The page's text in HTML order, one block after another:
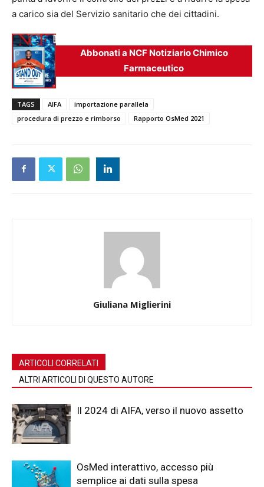
a carico sia del Servizio sanitario che dei cittadini.
Abbonati a NCF Notiziario Chimico
Farmaceutico
TAGS AIFA
importazione parallela
procedura di prezzo e rimborso
Rapporto OsMed 2021
Giuliana Miglierini
ARTICOLI CORRELATI
ALTRI ARTICOLI DI QUESTO AUTORE
Il 2024 di AIFA, verso il nuovo assetto
OsMed interattivo, accesso più
semplice ai dati sulla spesa